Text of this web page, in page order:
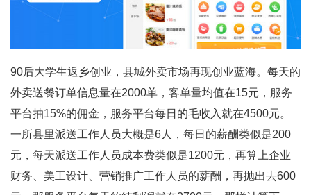
90后大学生返乡创业，县城外卖市场再现创业蓝海。每天的
外卖送餐订单信息量在2000单， 客单量均值在15元，服务
平台抽15%的佣金 ，服务平台每日的毛收入就在4500元。
一所县里派送工作人员大概是6人，每日的薪酬类似是200
元，每天派送工作人员成本费类似是1200元，再算上企业
财务、美工设计、营销推广工作人员的薪酬，再抛出去600